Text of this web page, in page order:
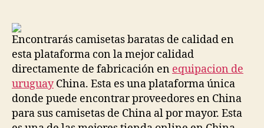
Encontrarás camisetas baratas de calidad en
esta plataforma con la mejor calidad
directamente de fabricación en equipacion de
uruguayChina. Esta es una plataforma única
donde puede encontrar proveedores en China
para sus camisetas de China al por mayor. Esta